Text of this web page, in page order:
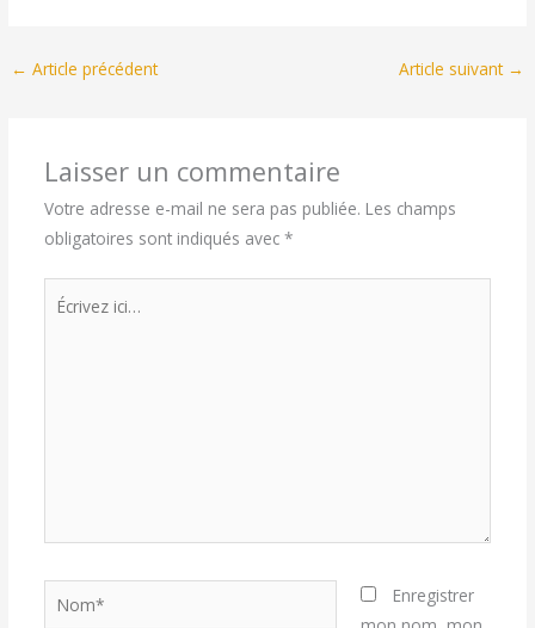
← Article précédent Article suivant →
Laisser un commentaire
Votre adresse e-mail ne sera pas publiée. Les champs
obligatoires sont indiqués avec *
Écrivez
Enregistrer